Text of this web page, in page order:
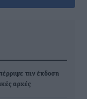
την έκδοση
αρχές